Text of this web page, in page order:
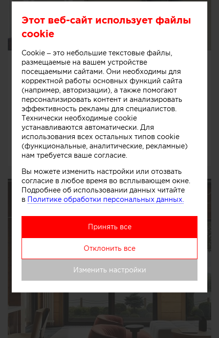
Из портфолио
Ефремов Максим
Фролов Сергей
Москва, Россия
Дизайнеры
4 объекта
9062 0 0
Дом на Оке
Этот веб-сайт использует файлы
cookie
Cookie – это небольшие текстовые файлы,
размещаемые на вашем устройстве
посещаемыми сайтами. Они необходимы для
корректной работы основных функций сайта
(например, авторизации), а также помогают
персонализировать контент и анализировать
эффективность рекламы для специалистов.
Технически необходимые cookie
устанавливаются автоматически. Для
использования всех остальных типов cookie
(функциональные, аналитические, рекламные)
нам требуется ваше согласие.
Вы можете изменить настройки или отозвать
согласие в любое время во всплывающем окне.
Подробнее об использовании данных читайте
в Политике обработки персональных данных.
Принять все
Отклонить все
Изменить настройки